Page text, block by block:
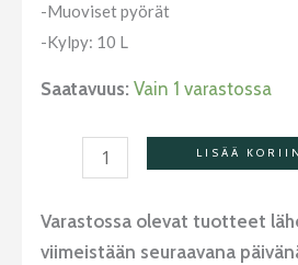
-Muoviset pyörät
-Kylpy: 10 L
Saatavuus: Vain 1 varastossa
LISÄÄ KORIIN
Varastossa olevat tuotteet
viimeistään seuraavana